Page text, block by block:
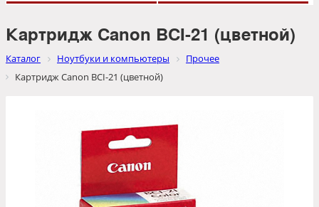
Картридж Canon BCI-21 (цветной)
Каталог Ноутбуки и компьютеры
Прочее
Картридж Canon BCI-21 (цветной)